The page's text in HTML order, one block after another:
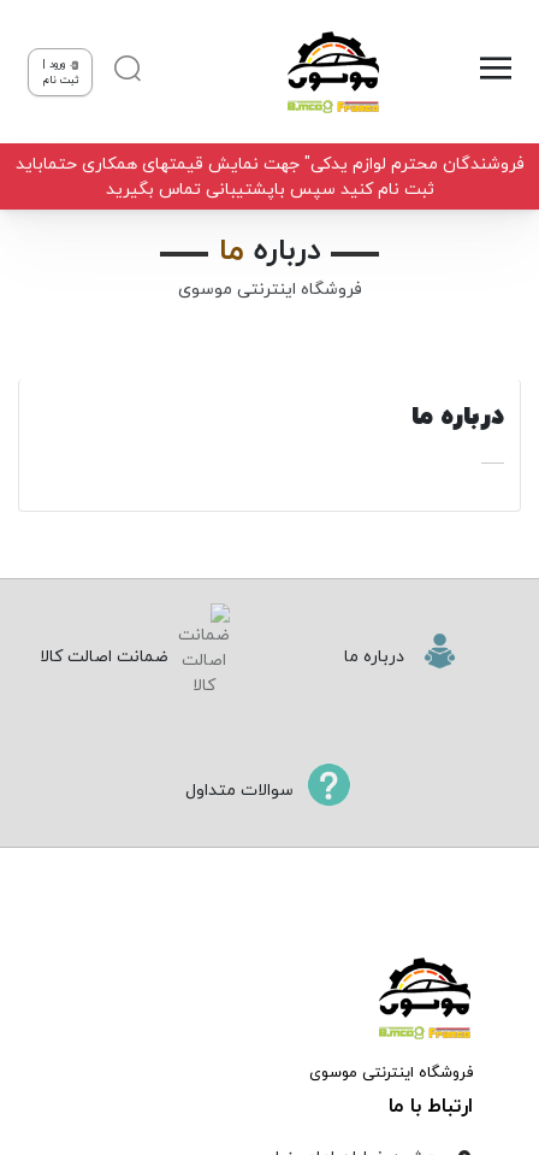
ورود |
ثبت نام
فروشندگان محترم لوازم یدکی" جهت نمایش قیمتهای همکاری حتماباید
ثبت نام کنید سپس باپشتیبانی تماس بگیرید
درباره ما
فروشگاه اینترنتی موسوی
درباره ما
درباره ما ضمانت اصالت کالا
سوالات متداول
فروشگاه اینترنتی موسوی
ارتباط با ما